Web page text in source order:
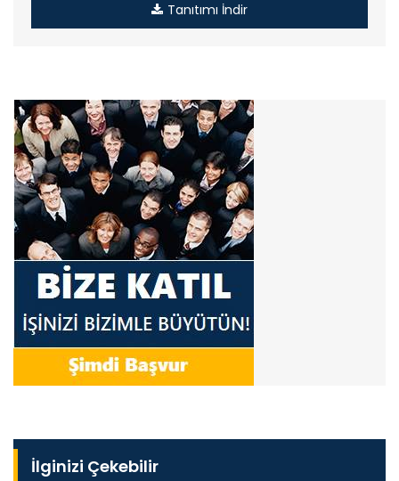
Tanıtımı İndir
İlginizi Çekebilir